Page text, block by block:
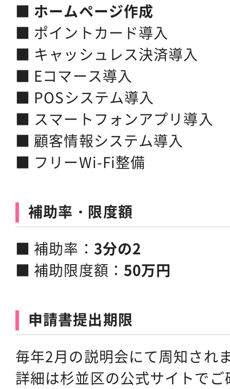
■ ホームページ作成
■ ポイントカード導入
■ キャッシュレス決済導入
■ Eコマース導入
■ POSシステム導入
■ スマートフォンアプリ導入
■ 顧客情報システム導入
■ フリーWi-Fi整備
補助率・限度額
■ 補助率： 3分の2
■ 補助限度額： 50万円
申請書提出期限
毎年2月の説明会にて周知され
詳細は杉並区の公式サイトで